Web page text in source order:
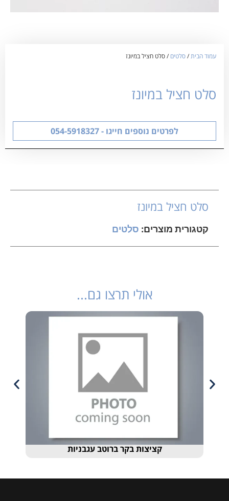
עמוד הבית/סלטים / סלט חציל במיונז
סלט חציל במיונז
לפרטים נוספים חייגו - 054-5918327
סלט חציל במיונז
קטגורית מוצרים: סלטים
אולי תרצו גם...
קציצות בקר ברוטב עגבניות